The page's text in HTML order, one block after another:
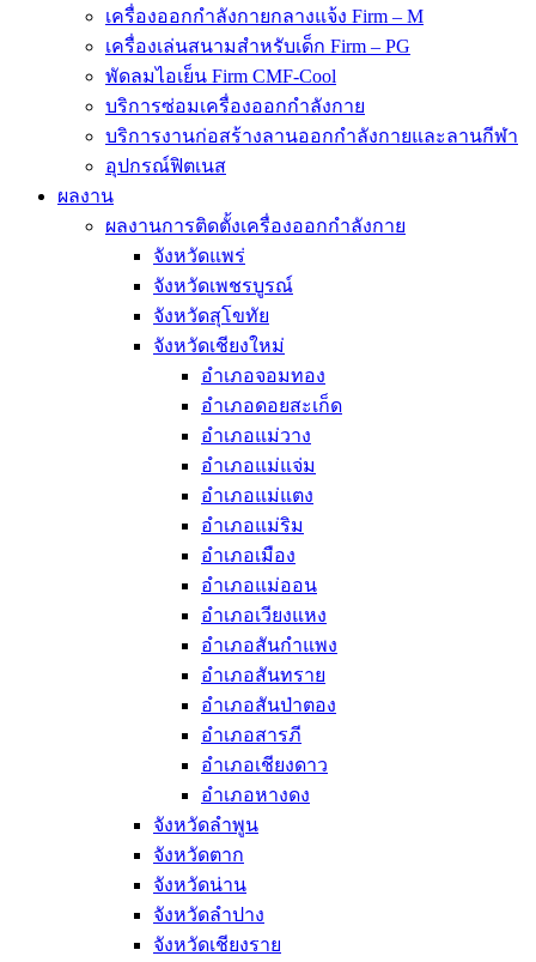
เครื่องออกกำลังกายกลางแจ้ง Firm – M
เครื่องเล่นสนามสำหรับเด็ก Firm – PG
พัดลมไอเย็น Firm CMF-Cool
บริการซ่อมเครื่องออกกำลังกาย
บริการงานก่อสร้างลานออกกำลังกายและลานกีฬา
อุปกรณ์ฟิตเนส
ผลงาน
ผลงานการติดตั้งเครื่องออกกำลังกาย
จังหวัดแพร่
จังหวัดเพชรบูรณ์
จังหวัดสุโขทัย
จังหวัดเชียงใหม่
อำเภอจอมทอง
อำเภอดอยสะเก็ด
อำเภอแม่วาง
อำเภอแม่แจ่ม
อำเภอแม่แตง
อำเภอแม่ริม
อำเภอเมือง
อำเภอแม่ออน
อำเภอเวียงแหง
อำเภอสันกำแพง
อำเภอสันทราย
อำเภอสันป่าตอง
อำเภอสารภี
อำเภอเชียงดาว
อำเภอหางดง
จังหวัดลำพูน
จังหวัดตาก
จังหวัดน่าน
จังหวัดลำปาง
จังหวัดเชียงราย